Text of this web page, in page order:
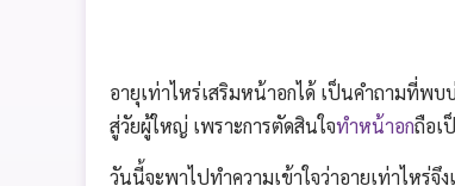
อายุเท่าไหร่เสริมหน้าอกได้ เป็นคำถามที่พบ
สู่วัยผู้ใหญ่ เพราะการตัดสินใจทำหน้าอกถือเ
วันนี้จะพาไปทำความเข้าใจว่าอายุเท่าไหร่จึ